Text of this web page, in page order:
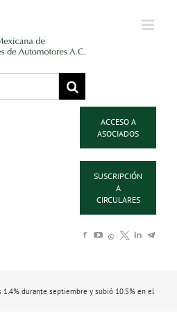
ACCESO A
ASOCIADOS
SUSCRIPCIÓN
A
CIRCULARES
durante septiembre y subió 10.5% en el